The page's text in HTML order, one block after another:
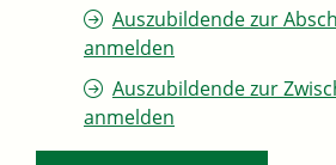
Auszubildende zur
anmelden
Auszubildende zur
anmelden